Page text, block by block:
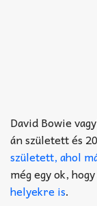
David Bowie
án született és
született, ahol
még egy ok,
helyekre is.